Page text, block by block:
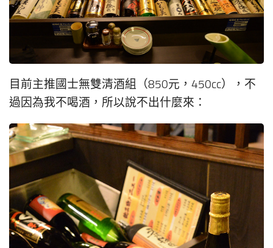
目前主推國士無雙清酒組（850元，450cc），不
過因為我不喝酒，所以說不出什麼來：